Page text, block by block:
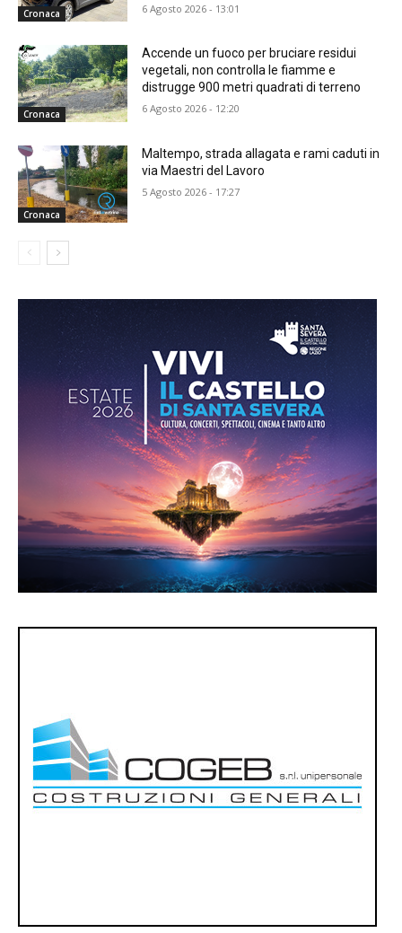
Cronaca 6 Agosto 2026 - 13:01
Cronaca
Accende un fuoco per bruciare residui
vegetali, non controlla le fiamme e
distrugge 900 metri quadrati di terreno
6 Agosto 2026 - 12:20
Cronaca
Maltempo, strada allagata e rami caduti in
via Maestri del Lavoro
5 Agosto 2026 - 17:27